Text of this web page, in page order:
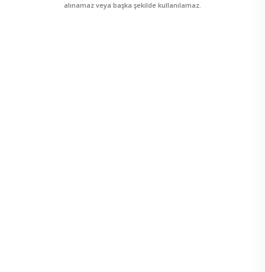
alınamaz veya başka şekilde kullanılamaz.